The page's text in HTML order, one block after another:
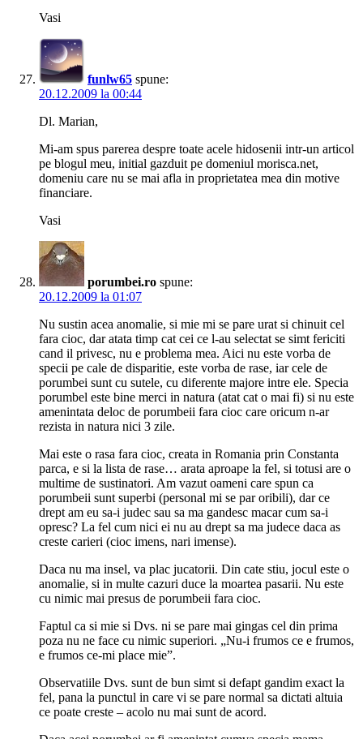
Vasi
funlw65 spune:
20.12.2009 la 00:44
Dl. Marian,
Mi-am spus parerea despre toate acele hidosenii intr-un articol
pe blogul meu, initial gazduit pe domeniul morisca.net,
domeniu care nu se mai afla in proprietatea mea din motive
financiare.
Vasi
porumbei.ro spune:
20.12.2009 la 01:07
Nu sustin acea anomalie, si mie mi se pare urat si chinuit cel
fara cioc, dar atata timp cat cei ce l-au selectat se simt fericiti
cand il privesc, nu e problema mea. Aici nu este vorba de
specii pe cale de disparitie, este vorba de rase, iar cele de
porumbei sunt cu sutele, cu diferente majore intre ele. Specia
porumbel este bine merci in natura (atat cat o mai fi) si nu este
amenintata deloc de porumbeii fara cioc care oricum n-ar
rezista in natura nici 3 zile.
Mai este o rasa fara cioc, creata in Romania prin Constanta
parca, e si la lista de rase… arata aproape la fel, si totusi are o
multime de sustinatori. Am vazut oameni care spun ca
porumbeii sunt superbi (personal mi se par oribili), dar ce
drept am eu sa-i judec sau sa ma gandesc macar cum sa-i
opresc? La fel cum nici ei nu au drept sa ma judece daca as
creste carieri (cioc imens, nari imense).
Daca nu ma insel, va plac jucatorii. Din cate stiu, jocul este o
anomalie, si in multe cazuri duce la moartea pasarii. Nu este
cu nimic mai presus de porumbeii fara cioc.
Faptul ca si mie si Dvs. ni se pare mai gingas cel din prima
poza nu ne face cu nimic superiori. „Nu-i frumos ce e frumos,
e frumos ce-mi place mie”.
Observatiile Dvs. sunt de bun simt si defapt gandim exact la
fel, pana la punctul in care vi se pare normal sa dictati altuia
ce poate creste – acolo nu mai sunt de acord.